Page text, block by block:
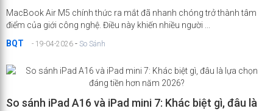
MacBook Air M5 chính thức ra mắt đã nhanh chóng trở thành tâm
điểm của giới công nghệ. Điều này khiến nhiều người ...
BQT
- 19-04-2026 - So Sánh
So sánh iPad A16 và iPad mini 7: Khác biệt gì, đâu là